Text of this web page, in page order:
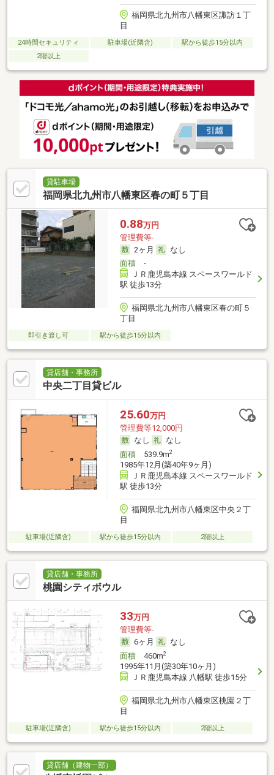
福岡県北九州市八幡東区諏訪１丁
目
24時間セキュリティ 駐車場(近隣含)
駅から徒歩15分以内
2階以上
貸駐車場
福岡県北九州市八幡東区春の町５丁目
0.88万円
管理費等-
2ヶ月
なし
面積-
ＪＲ鹿児島本線 スペースワールド
駅 徒歩13分
福岡県北九州市八幡東区春の町５
丁目
即引き渡し可 駅から徒歩15分以内
貸店舗・事務所
中央二丁目貸ビル
25.60万円
管理費等12,000円
なし
なし
面積539.9m2
1985年12月(築40年9ヶ月)
ＪＲ鹿児島本線 スペースワールド
駅 徒歩13分
福岡県北九州市八幡東区中央２丁
目
駐車場(近隣含) 駅から徒歩15分以内 2階以上
貸店舗・事務所
桃園シティボウル
33万円
管理費等-
6ヶ月
なし
面積460m2
1995年11月(築30年10ヶ月)
ＪＲ鹿児島本線 八幡駅 徒歩15分
福岡県北九州市八幡東区桃園２丁
目
駐車場(近隣含) 駅から徒歩15分以内 2階以上
貸店舗（建物一部）